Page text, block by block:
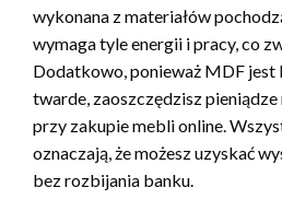
wykonana z materiałów
wymaga tyle energii i pracy, co
Dodatkowo, ponieważ MDF jest
twarde, zaoszczędzisz
przy zakupie mebli online.
oznaczają, że możesz uzyskać
bez rozbijania banku.